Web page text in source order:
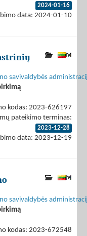
2024-01-16
data: 2024-01-10
savivaldybės
kodas: 2023-626197
pateikimo terminas:
2023-12-28
data: 2023-12-19
savivaldybės
kodas: 2023-672548